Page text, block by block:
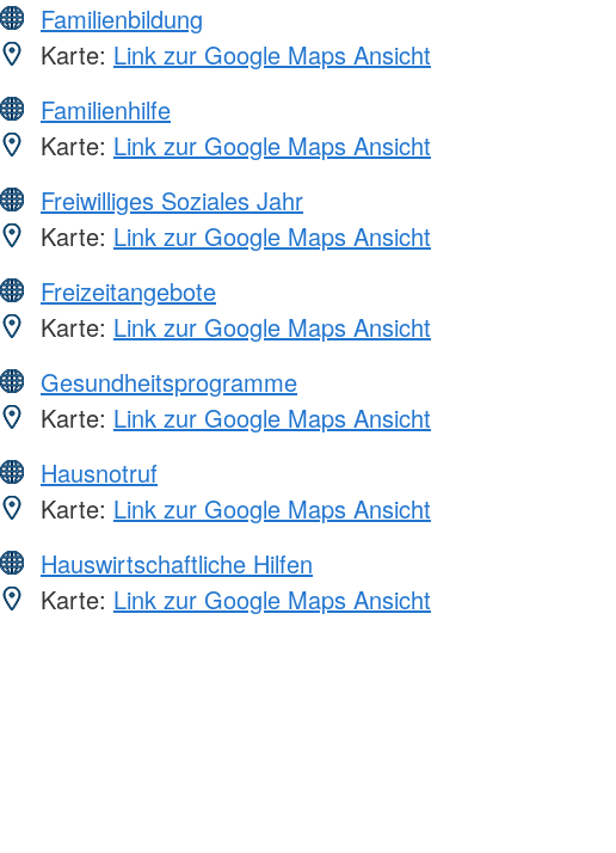
Familienbildung
Karte: Link zur Google Maps Ansicht
Familienhilfe
Karte: Link zur Google Maps Ansicht
Freiwilliges Soziales Jahr
Karte: Link zur Google Maps Ansicht
Freizeitangebote
Karte: Link zur Google Maps Ansicht
Gesundheitsprogramme
Karte: Link zur Google Maps Ansicht
Hausnotruf
Karte: Link zur Google Maps Ansicht
Hauswirtschaftliche Hilfen
Karte: Link zur Google Maps Ansicht